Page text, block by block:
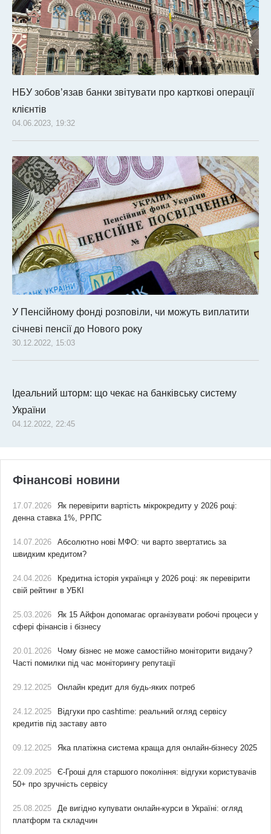
НБУ зобов’язав банки звітувати про карткові операції
клієнтів
04.06.2023, 19:32
У Пенсійному фонді розповіли, чи можуть виплатити
січневі пенсії до Нового року
30.12.2022, 15:03
Ідеальний шторм: що чекає на банківську систему
України
04.12.2022, 22:45
Фінансові новини
17.07.2026
Як перевірити вартість мікрокредиту у 2026 році:
денна ставка 1%, РРПС
14.07.2026
Абсолютно нові МФО: чи варто звертатись за
швидким кредитом?
24.04.2026
Кредитна історія українця у 2026 році: як перевірити
свій рейтинг в УБКІ
25.03.2026
Як 15 Айфон допомагає організувати робочі процеси у
сфері фінансів і бізнесу
20.01.2026
Чому бізнес не може самостійно моніторити видачу?
Часті помилки під час моніторингу репутації
29.12.2025 Онлайн кредит для будь-яких потреб
24.12.2025
Відгуки про cashtime: реальний огляд сервісу
кредитів під заставу авто
09.12.2025 Яка платіжна система краща для онлайн-бізнесу 2025
22.09.2025
Є-Гроші для старшого покоління: відгуки користувачів
50+ про зручність сервісу
25.08.2025
Де вигідно купувати онлайн-курси в Україні: огляд
платформ та складчин